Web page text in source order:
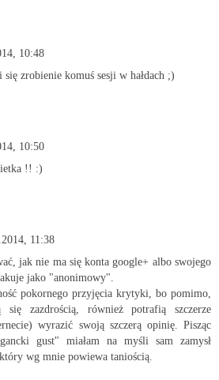
10:48
zrobienie komuś sesji w hałdach ;)
10:50
!! :)
11:38
jak nie ma się konta google+ albo swojego
jako "anonimowy".
pokornego przyjęcia krytyki, bo pomimo,
zazdrością, również potrafią szczerze
wyrazić swoją szczerą opinię. Pisząc
gust" miałam na myśli sam zamysł
wg mnie powiewa taniością.